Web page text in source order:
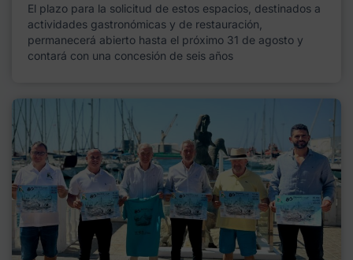
El plazo para la solicitud de estos espacios, destinados a
actividades gastronómicas y de restauración,
permanecerá abierto hasta el próximo 31 de agosto y
contará con una concesión de seis años